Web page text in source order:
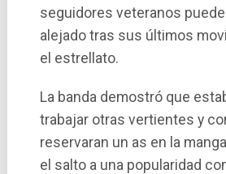
seguidores veteranos
alejado tras sus últimos
el estrellato.
La banda demostró que
trabajar otras vertientes y
reservaran un as en la
el salto a una popularidad